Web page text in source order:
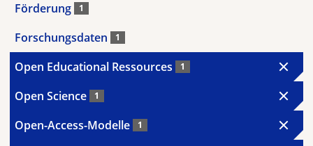
Förderung 1
Forschungsdaten 1
Open Educational Ressources 1
Open Science 1
Open-Access-Modelle 1